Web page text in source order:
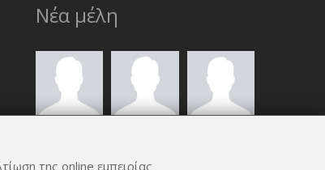
Νέα μέλη
της online εμπειρίας